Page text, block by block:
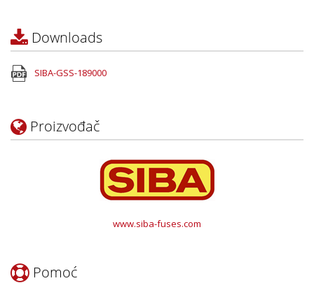
Downloads
SIBA-GSS-189000
Proizvođač
www.siba-fuses.com
Pomoć